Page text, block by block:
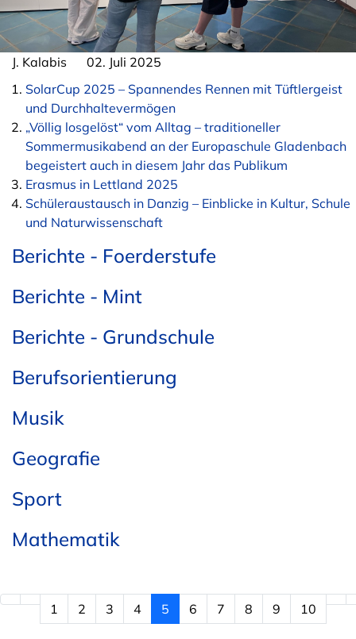
J. Kalabis
02. Juli 2025
SolarCup 2025 – Spannendes Rennen mit Tüftlergeist
und Durchhaltevermögen
„Völlig losgelöst“ vom Alltag – traditioneller
Sommermusikabend an der Europaschule Gladenbach
begeistert auch in diesem Jahr das Publikum
Erasmus in Lettland 2025
Schüleraustausch in Danzig – Einblicke in Kultur, Schule
und Naturwissenschaft
Berichte - Foerderstufe
Berichte - Mint
Berichte - Grundschule
Berufsorientierung
Musik
Geografie
Sport
Mathematik
1 2 3 4 5 6 7 8 9 10